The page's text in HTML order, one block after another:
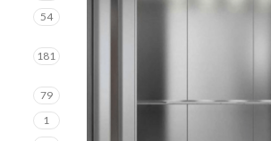
54
181
79
1